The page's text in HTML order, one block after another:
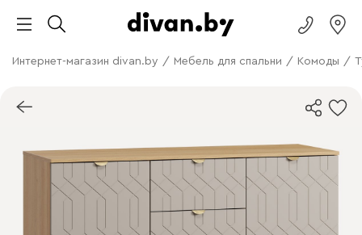
Интернет-магазин divan.by / Мебель для спальни / Комоды /